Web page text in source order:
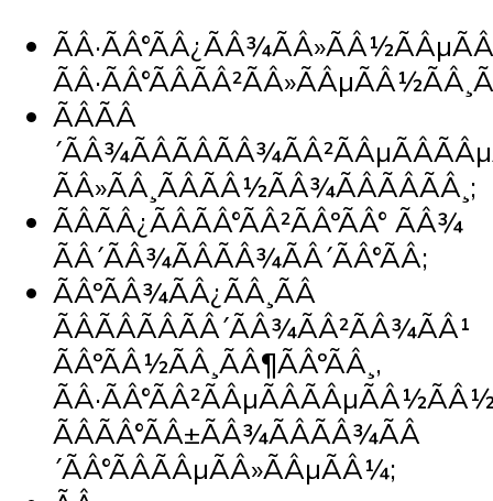
ÃÂÃÂ
ÃÂ»ÃÂ¸ÃÂÃÂ½ÃÂ¾ÃÂÃÂÃÂ¸;
ÃÂÃÂ¿ÃÂÃÂ°ÃÂ²ÃÂºÃÂ° ÃÂ¾
ÃÂ´ÃÂ¾ÃÂÃÂ¾ÃÂ´ÃÂ°ÃÂ;
ÃÂºÃÂ¾ÃÂ¿ÃÂ¸ÃÂ
ÃÂÃÂÃÂÃÂ´ÃÂ¾ÃÂ²ÃÂ¾ÃÂ¹
ÃÂºÃÂ½ÃÂ¸ÃÂ¶ÃÂºÃÂ¸,
ÃÂÃÂ°ÃÂ±ÃÂ¾ÃÂÃÂ¾ÃÂ
´ÃÂ°ÃÂÃÂµÃÂ»ÃÂµÃÂ¼;